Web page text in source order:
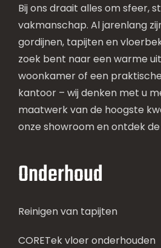
Bij ons draait alles om sfeer,
vakmanschap. Al jarenlang
gordijnen, tapijten en
zoek bent naar een warme
woonkamer of een
kantoor – wij denken met u
maatwerk van de hoogste
onze showroom en ontdek
Onderhoud
Reinigen van tapijten
CORETek vloer onderhouden